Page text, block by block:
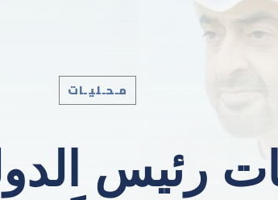
in the website:
مـحـليـات
رئيس